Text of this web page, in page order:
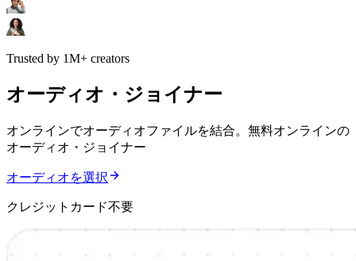
Trusted by 1M+ creators
オーディオ・ジョイナー
オンラインでオーディオファイルを結合。無料オンラインの
オーディオ・ジョイナー
オーディオを選択
クレジットカード不要